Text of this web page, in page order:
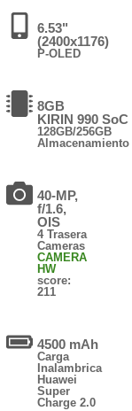
6.53"
(2400x1176)
P-OLED
8GB
KIRIN 990 SoC
128GB/256GB
Almacenamiento
40-MP,
f/1.6,
OIS
4 Trasera
Cameras
CAMERA
HW
score:
211
4500 mAh
Carga
Inalambrica
Huawei
Super
Charge 2.0